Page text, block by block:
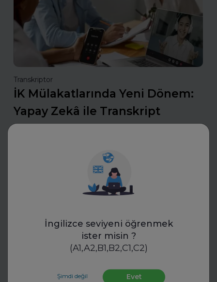
İngilizce seviyeni öğrenmek
ister misin ?
(A1,A2,B1,B2,C1,C2)
Şimdi değil Evet
Transkriptor
İK Mülakatlarında Yeni Dönem:
Yapay Zekâ ile Transkript
Standartları
süreçlerinde yeni bir döneme giriyor. Bu teknoloji,
objektif değerlendirme ve standartlaşmayı mümkün
Sektörünü ve Departmanını Seç